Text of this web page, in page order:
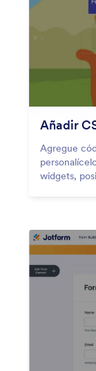
Añadir
Agregue
widgets,